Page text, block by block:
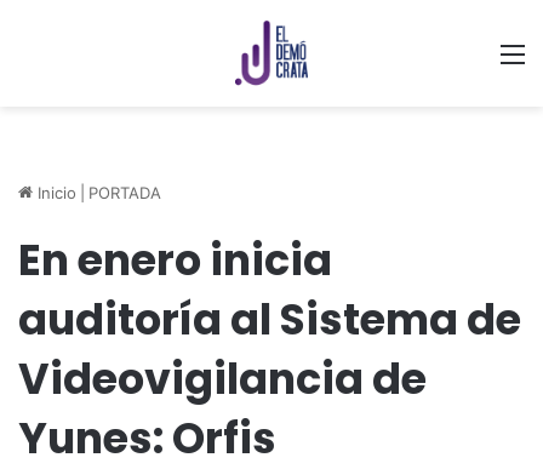
Inicio PORTADA
En enero inicia
auditoría al Sistema de
Videovigilancia de
Yunes: Orfis